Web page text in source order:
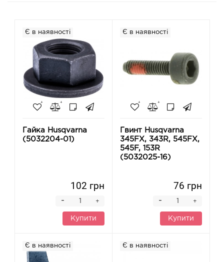
Є в наявності
Гайка Husqvarna
(5032204-01)
102 грн
+
-
Купити
Є в наявності
Гвинт Husqvarna
345FX, 343R, 545FX,
545F, 153R
(5032025-16)
76 грн
+
-
Купити
Є в наявності Є в наявності